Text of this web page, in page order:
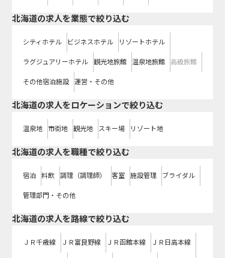
北海道の求人を業態で絞り込む
シティホテル ビジネスホテル リゾートホテル
ラグジュアリーホテル 観光地旅館 温泉地旅館 高級旅館
その他宿泊施設 運営・その他
北海道の求人をロケーションで絞り込む
温泉地 市街地 観光地 スキー場 リゾート地
北海道の求人を職種で絞り込む
宿泊 料飲 調理（調理師） 客室 施設管理 ブライダル
管理部門・その他
北海道の求人を路線で絞り込む
ＪＲ千歳線 ＪＲ富良野線 ＪＲ函館本線 ＪＲ日高本線